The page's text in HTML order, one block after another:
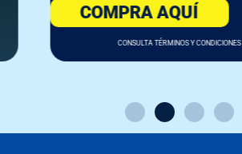
COMPRA AQUÍ
CONSULTA TÉRMINOS Y CONDICIONES